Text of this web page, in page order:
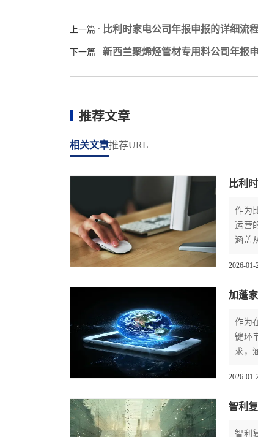
上一篇 : 比利时家电公司年报申报的详细流
下一篇 : 新西兰聚烯烃管材专用料公司年报
推荐文章
相关文章推荐URL
比利
作为
运营
涵盖
比利
2026-01-
加蓬
作为
键环
求，
规避
2026-01-
智利
智利